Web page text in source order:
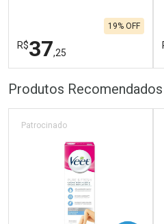
R$37,25
19% OFF
Laboratório
Por Menos
Produtos Recomendados
Patrocinado